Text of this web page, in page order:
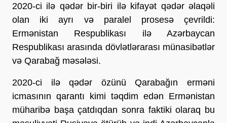
2020-ci ilə qədər bir-biri ilə kifayət qədər əlaqəli
olan iki ayrı və paralel prosesə çevrildi:
Ermənistan Respublikası ilə Azərbaycan
Respublikası arasında dövlətlərarası münasibətlər
və Qarabağ məsələsi.
2020-ci ilə qədər özünü Qarabağın erməni
icmasının qarantı kimi təqdim edən Ermənistan
müharibə başa çatdıqdan sonra faktiki olaraq bu